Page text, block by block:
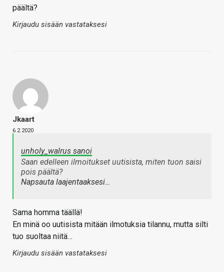
päältä?
Kirjaudu sisään vastataksesi
Jkaart
6.2.2020
unholy_walrus sanoi
Saan edelleen ilmoitukset uutisista, miten tuon saisi
pois päältä?
Napsauta laajentaaksesi…
Sama homma täällä!
En minä oo uutisista mitään ilmotuksia tilannu, mutta silti
tuo suoltaa niitä…
Kirjaudu sisään vastataksesi